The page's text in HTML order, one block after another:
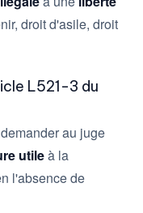
droit d'asile, droit
L521-3 du
au juge
utileà la
l'absence de